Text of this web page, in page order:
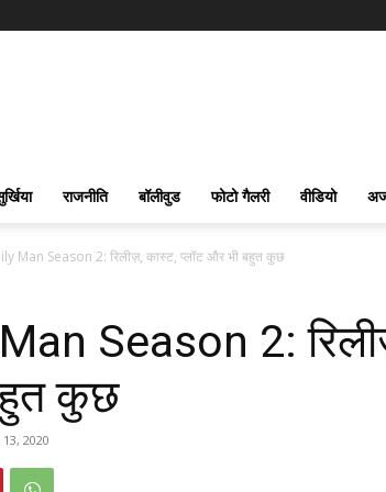
राजनीति बॉलीवुड फोटो गैलरी वीडियो
Man Season 2: रिलीज़, कास्ट, प्लॉट और भी बहुत कुछ
Season 2:
कुछ
13, 2020